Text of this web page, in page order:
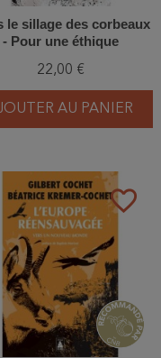
le sillage des corbeaux
- Pour une éthique
22,00 €
AU PANIER
favorite_border